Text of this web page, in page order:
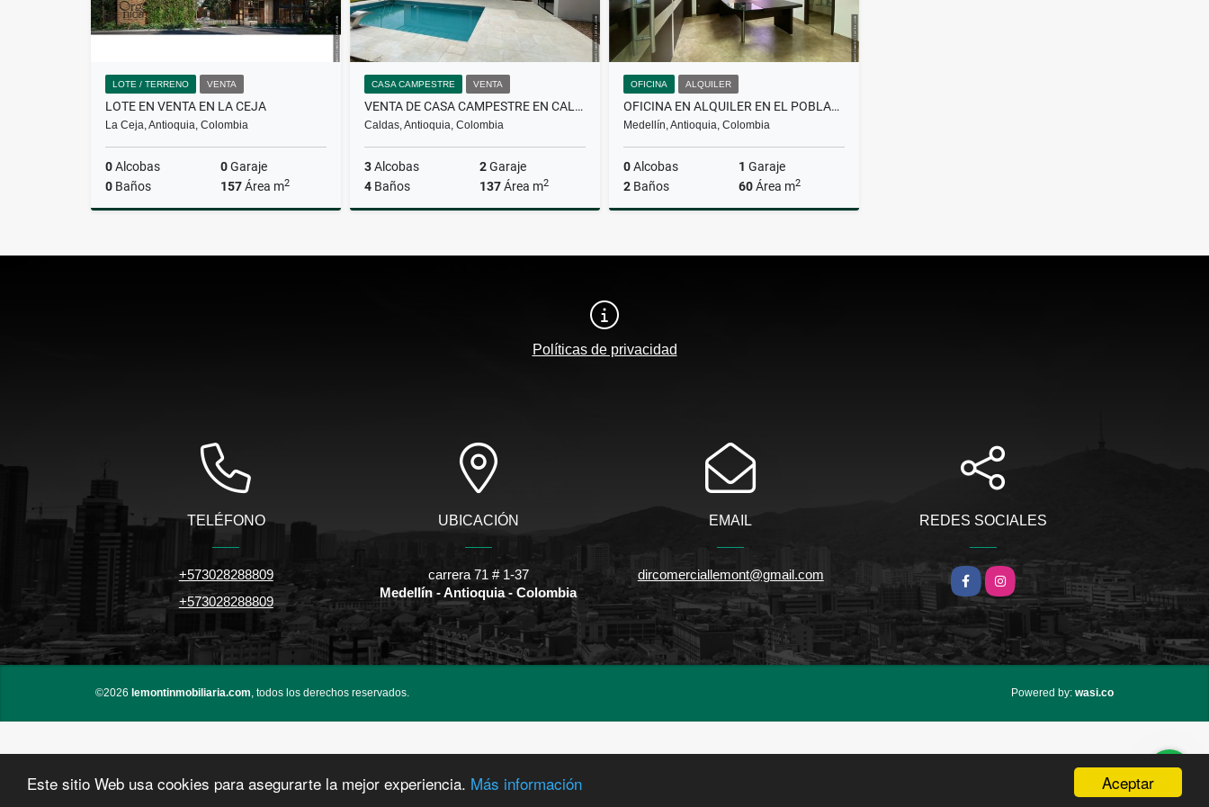
Aceptar
Este sitio Web usa cookies para asegurarte la mejor experiencia. Más información
LOTE / TERRENO VENTA
LOTE EN VENTA EN LA CEJA
La Ceja, Antioquia, Colombia
0Alcobas 0Garaje
0 Baños 157Área m2
$550.000.000
CASA CAMPESTRE VENTA
VENTA DE CASA CAMPESTRE EN CALDAS
Caldas, Antioquia, Colombia
3Alcobas 2Garaje
4 Baños 137Área m2
$900.000.000
OFICINA ALQUILER
OFICINA EN ALQUILER EN EL POBLADO
Medellín, Antioquia, Colombia
0Alcobas 1 Garaje
2 Baños 60Área m2
$4.700.000
Políticas de privacidad
TELÉFONO
+573028288809
+573028288809
UBICACIÓN
carrera 71 # 1-37
Medellín - Antioquia - Colombia
EMAIL
dircomerciallemont@gmail.com
REDES SOCIALES
Facebook
Instagram
©2026 lemontinmobiliaria.com, todos los derechos reservados. Powered by: wasi.co